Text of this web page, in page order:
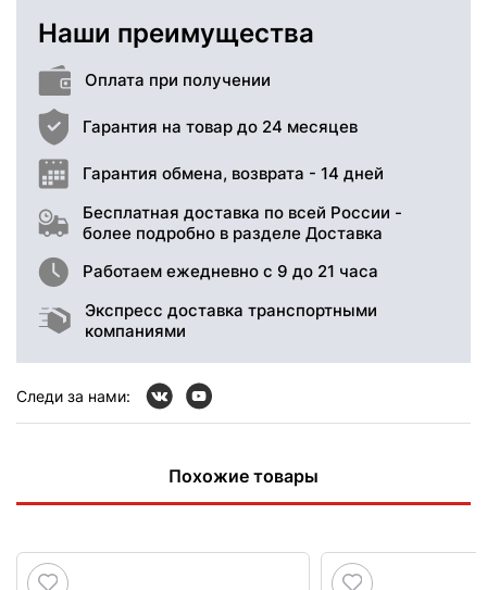
Наши преимущества
Оплата при получении
Гарантия на товар до 24 месяцев
Гарантия обмена, возврата - 14 дней
Бесплатная доставка по всей России -
более подробно в разделе Доставка
Работаем ежедневно с 9 до 21 часа
Экспресс доставка транспортными
компаниями
Следи за нами:
Похожие товары